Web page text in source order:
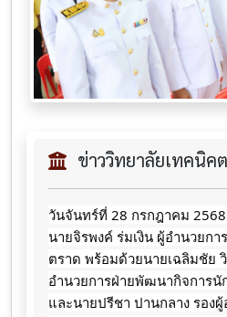
ข่าววิทยาลัยเทคนิค
วันจันทร์ที่​ 28​ กรกฎาคม​ 2568​
นายจิ​รพ​งค์​ ร่มเง​ิน​ ผู้​อำนวยกา
ตราด​ พร้อมด้วยนายเฉลิมชัย
อำนวยการฝ่ายพัฒนากิจการนั
และนายปรีชา ปานกลาง รอง